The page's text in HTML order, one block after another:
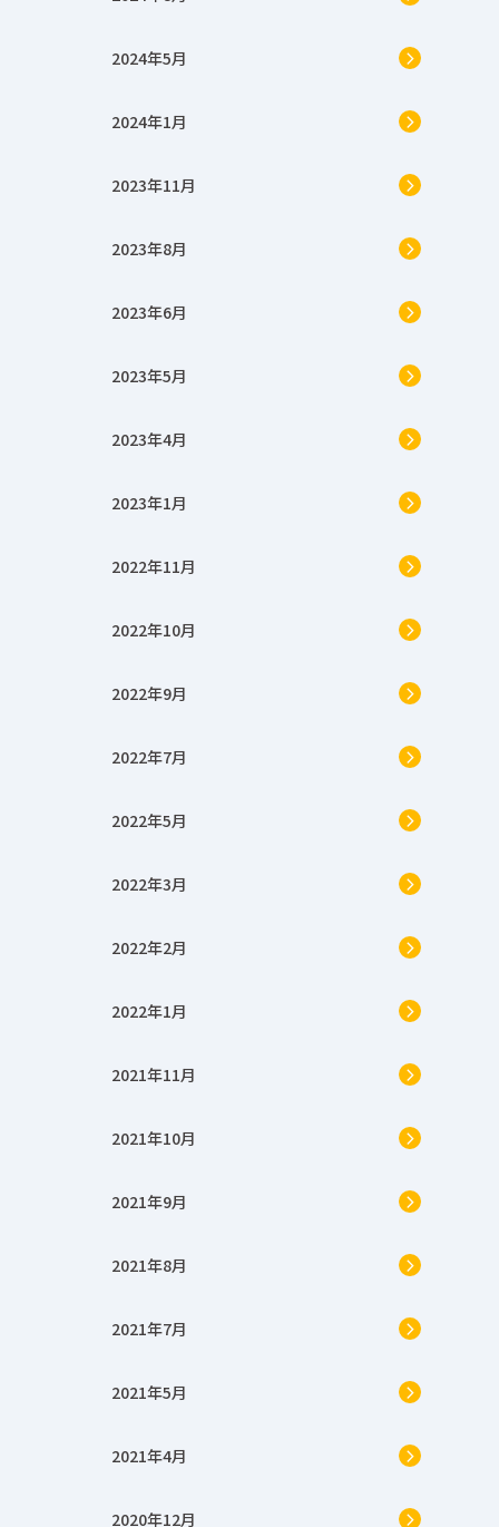
2024年5月
2024年1月
2023年11月
2023年8月
2023年6月
2023年5月
2023年4月
2023年1月
2022年11月
2022年10月
2022年9月
2022年7月
2022年5月
2022年3月
2022年2月
2022年1月
2021年11月
2021年10月
2021年9月
2021年8月
2021年7月
2021年5月
2021年4月
2020年12月